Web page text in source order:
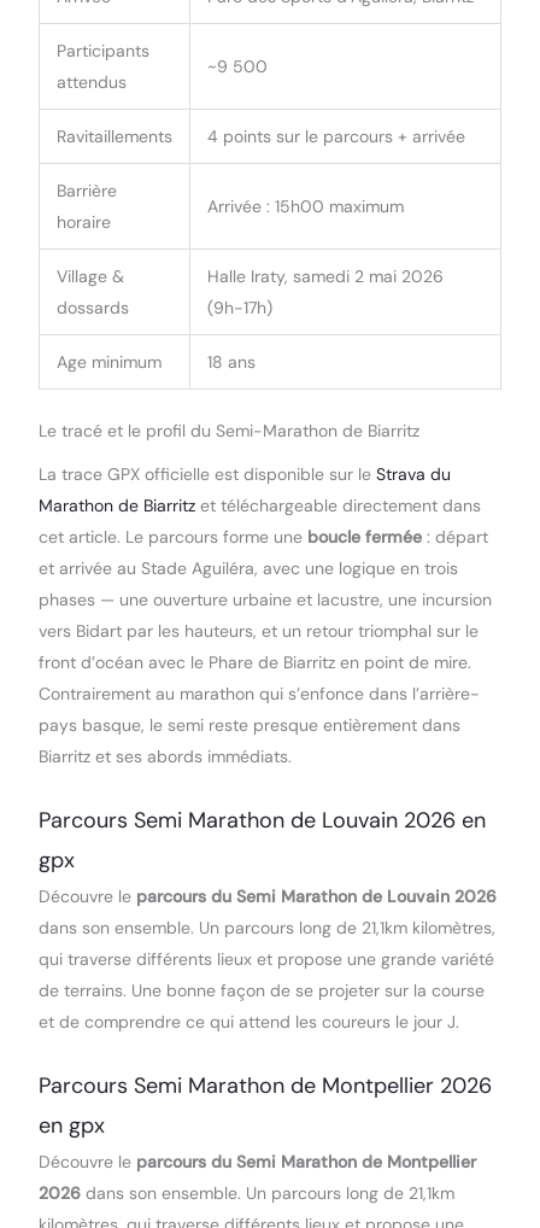
Participants
attendus
~9 500
Ravitaillements 4 points sur le parcours + arrivée
Barrière
horaire
Arrivée : 15h00 maximum
Village &
dossards
Halle Iraty, samedi 2 mai 2026
(9h-17h)
Age minimum 18 ans
Le tracé et le profil du Semi-Marathon de Biarritz
La trace GPX officielle est disponible sur le Strava du
Marathon de Biarritzet téléchargeable directement dans
cet article. Le parcours forme une boucle fermée: départ
et arrivée au Stade Aguiléra, avec une logique en trois
phases — une ouverture urbaine et lacustre, une incursion
vers Bidart par les hauteurs, et un retour triomphal sur le
front d’océan avec le Phare de Biarritz en point de mire.
Contrairement au marathon qui s’enfonce dans l’arrière-
pays basque, le semi reste presque entièrement dans
Biarritz et ses abords immédiats.
Parcours Semi Marathon de Louvain 2026 en
gpx
Découvre le parcours du Semi Marathon de Louvain 2026
dans son ensemble. Un parcours long de 21,1km kilomètres,
qui traverse différents lieux et propose une grande variété
de terrains. Une bonne façon de se projeter sur la course
et de comprendre ce qui attend les coureurs le jour J.
Parcours Semi Marathon de Montpellier 2026
en gpx
Découvre le parcours du Semi Marathon de Montpellier
2026dans son ensemble. Un parcours long de 21,1km